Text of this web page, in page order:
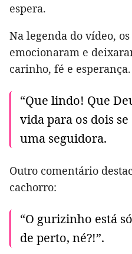
espera.
Na legenda do vídeo,
emocionaram e
carinho, fé e esperança.
“Que lindo! Que
vida para os dois
uma seguidora.
Outro comentário
cachorro:
“O gurizinho está
de perto, né?!”.